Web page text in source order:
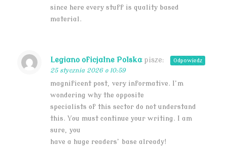
since here every stuff is quality based
material.
Legiano oficjalne Polska pisze:
25 stycznia 2026 o 10:59
magnificent post, very informative. I’m
wondering why the opposite
specialists of this sector do not understand
this. You must continue your writing. I am
sure, you
have a huge readers’ base already!
Odpowiedz